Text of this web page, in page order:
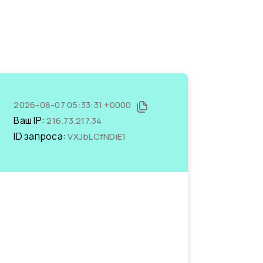
2026-08-07 05:33:31 +0000
Ваш IP:216.73.217.34
ID запроса:VXJbLCfNDiE1